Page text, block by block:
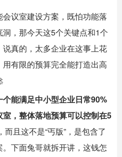
会议室建设方案，既怕功能落
，那今天这5个关键点和1个
真的，太多企业在这事上花
有限的预算完全能打造出高
个能满足中小型企业日常90%
室 ，整体落地预算可以控制在5
而且这不是“丐版”，是包含了
下面兔哥就拆开讲，这钱怎